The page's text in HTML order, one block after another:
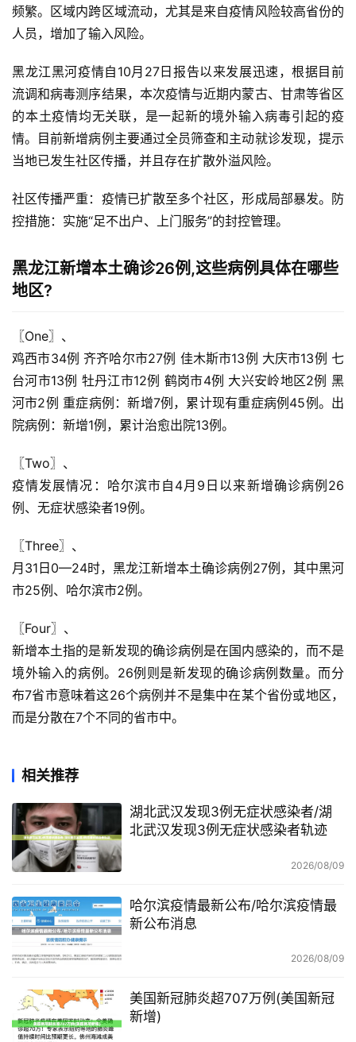
频繁。区域内跨区域流动，尤其是来自疫情风险较高省份的
人员，增加了输入风险。
黑龙江黑河疫情自10月27日报告以来发展迅速，根据目前
流调和病毒测序结果，本次疫情与近期内蒙古、甘肃等省区
的本土疫情均无关联，是一起新的境外输入病毒引起的疫
情。目前新增病例主要通过全员筛查和主动就诊发现，提示
当地已发生社区传播，并且存在扩散外溢风险。
社区传播严重：疫情已扩散至多个社区，形成局部暴发。防
控措施：实施“足不出户、上门服务”的封控管理。
黑龙江新增本土确诊26例,这些病例具体在哪些
地区?
〖One〗、
鸡西市34例 齐齐哈尔市27例 佳木斯市13例 大庆市13例 七
台河市13例 牡丹江市12例 鹤岗市4例 大兴安岭地区2例 黑
河市2例 重症病例：新增7例，累计现有重症病例45例。出
院病例：新增1例，累计治愈出院13例。
〖Two〗、
疫情发展情况：哈尔滨市自4月9日以来新增确诊病例26
例、无症状感染者19例。
〖Three〗、
月31日0—24时，黑龙江新增本土确诊病例27例，其中黑河
市25例、哈尔滨市2例。
〖Four〗、
新增本土指的是新发现的确诊病例是在国内感染的，而不是
境外输入的病例。26例则是新发现的确诊病例数量。而分
布7省市意味着这26个病例并不是集中在某个省份或地区，
而是分散在7个不同的省市中。
相关推荐
湖北武汉发现3例无症状感染者/湖
北武汉发现3例无症状感染者轨迹
2026/08/09
哈尔滨疫情最新公布/哈尔滨疫情最
新公布消息
2026/08/09
美国新冠肺炎超707万例(美国新冠
新增)